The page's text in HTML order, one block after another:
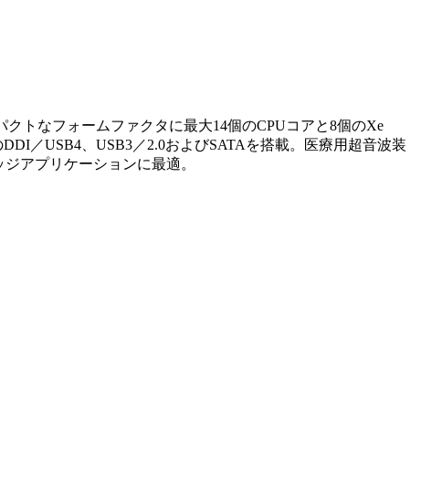
クトなフォームファクタに最大14個のCPUコアと8個のXe
／USB4、USB3／2.0およびSATAを搭載。医療用超音波装
アプリケーションに最適。